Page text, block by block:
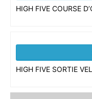
HIGH FIVE COURSE
HIGH FIVE SORTIE